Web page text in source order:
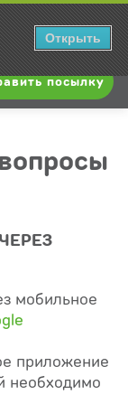
Вход
посылку
мобильное
приложение
необходимо
Открыть